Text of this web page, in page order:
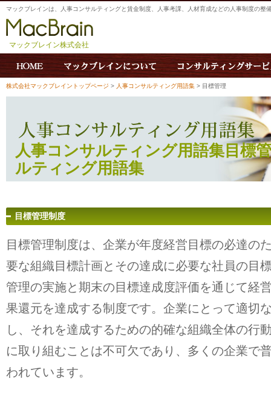
マックブレインは、人事コンサルティングと賃金制度、人事考課、人材育成などの人事制度の整
マックブレイン株式会社
株式会社マックブレイントップページ > 人事コンサルティング用語集 > 目標管理
人事コンサルティング用語集目標
ルティング用語集
目標管理制度
目標管理制度は、企業が年度経営目標の必達の
要な組織目標計画とその達成に必要な社員の目
管理の実施と期末の目標達成度評価を通じて経
果還元を達成する制度です。企業にとって適切
し、それを達成するための的確な組織全体の行
に取り組むことは不可欠であり、多くの企業で
われています。